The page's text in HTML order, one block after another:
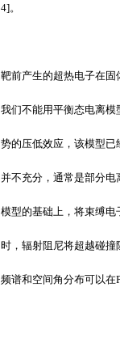
4]。
靶前产生的超热电子在
我们不能用平衡态电离
势的压低效应，该模型已
并不充分，通常是部分电
模型的基础上，将束缚
时，辐射阻尼将超越碰撞
频谱和空间角分布可以在